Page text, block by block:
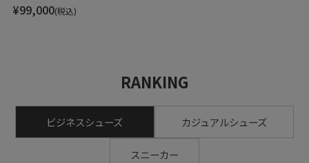
¥99,000(税込)
RANKING
ビジネスシューズ カジュアルシューズ
スニーカー